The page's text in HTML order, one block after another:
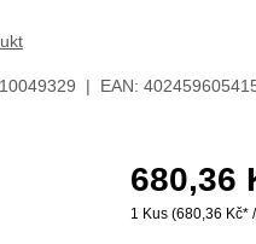
10049329 | EAN:
Běžná cena:
680,36
1 Kus (680,36 Kč*